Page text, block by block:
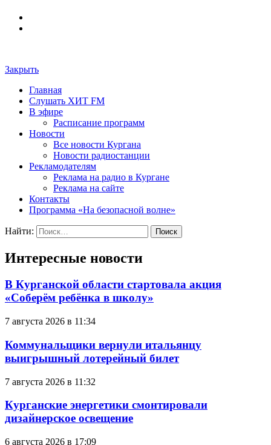
Закрыть
Главная
Слушать ХИТ FM
В эфире
Расписание программ
Новости
Все новости Кургана
Новости радиостанции
Рекламодателям
Реклама на радио в Кургане
Реклама на сайте
Контакты
Программа «На безопасной волне»
Найти:
Интересные новости
В Курганской области стартовала акция
«Соберём ребёнка в школу»
7 августа 2026 в 11:34
Коммунальщики вернули итальянцу
выигрышный лотерейный билет
7 августа 2026 в 11:32
Курганские энергетики смонтировали
дизайнерское освещение
6 августа 2026 в 17:09